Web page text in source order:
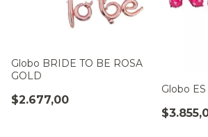
Globo BRIDE TO BE ROSA
GOLD
$2.677,00
Globo